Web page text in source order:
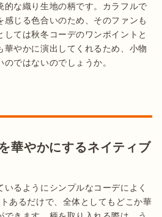
的な織り生地の柄です。カラフルで
感じる色合いのため、そのファンも
しては秋冬コーデのワンポイントと
華やかに演出してくれるため、小物
ではないのでしょうか。
華やかにするネイティブ
るようにシンプルなコーデによく
あるだけで、全体としてもどこか華